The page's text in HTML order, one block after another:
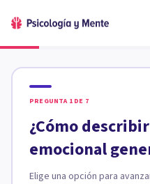
PREGUNTA 1 DE 7
¿Cómo
emocional
Elige una opción para